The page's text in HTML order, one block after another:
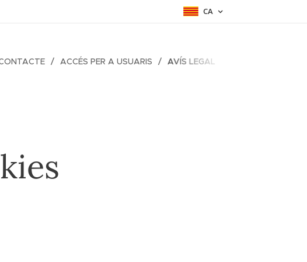
CA
ACCÉS PER A USUARIS AVÍS LEGAL